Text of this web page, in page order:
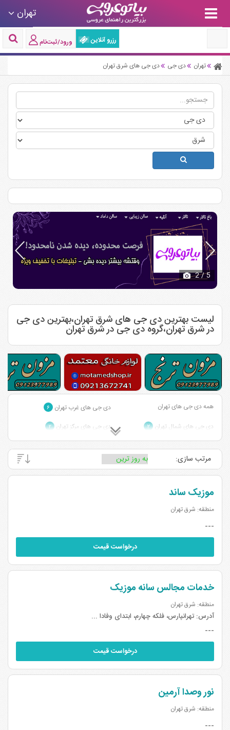
تهران
رزرو آنلاین ورود/ثبت‌نام
تهران دی جی دی جی های شرق تهران
3/ 5
لیست بهترین دی جی های شرق تهران،بهترین دی جی
در شرق تهران،گروه دی جی در شرق تهران
همه دی جی های تهران دی جی های غرب تهران ۶
دی جی های شمال تهران ۲ دی جی های مرکز تهران ۲
مرتب سازی:
موزیک ساند
منطقه: شرق تهران
---
درخواست قیمت
خدمات مجالس سانه موزیک
منطقه: شرق تهران
آدرس: تهرانپارس، فلکه چهارم، ابتدای وفادا ...
---
درخواست قیمت
نور وصدا آرمین
منطقه: شرق تهران
---